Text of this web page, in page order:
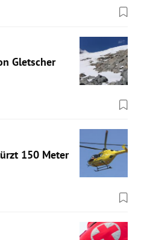
Gletscher
150 Meter